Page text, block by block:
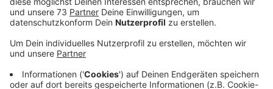
Ist es in Ordnung jedes Jahr 50 Millionen männliche
Küken zu töten - und zwar aus wirtschaftlichen
Gründen? Mit dieser schwierigen Frage befasst sich
am Donnerstag (13.06) das Bundesverwaltungsgericht
in Leipzig. Und es könnte gut sein, dass diese